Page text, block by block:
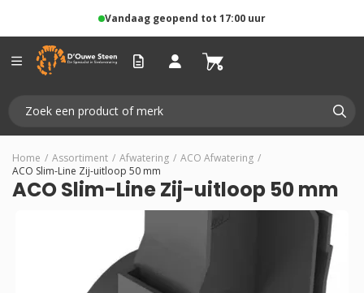
Vandaag geopend tot 17:00 uur
Home / Assortiment / Afwatering / ACO Afwatering /
ACO Slim-Line Zij-uitloop 50 mm
ACO Slim-Line Zij-uitloop 50 mm